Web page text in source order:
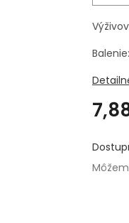
cena: